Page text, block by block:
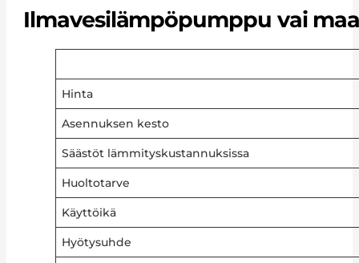
Ilmavesilämpöpumppu vai
Hinta
Asennuksen kesto
Säästöt lämmityskustannuksissa
Huoltotarve
Käyttöikä
Hyötysuhde